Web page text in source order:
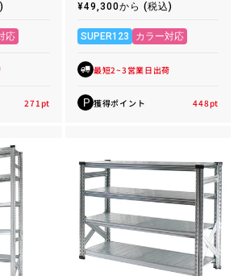
応
271 pt
通
価
格
¥49,300から (税込)
SUPER123 カラー対応
最短2~3営業日出荷
P 獲得ポイント 448pt